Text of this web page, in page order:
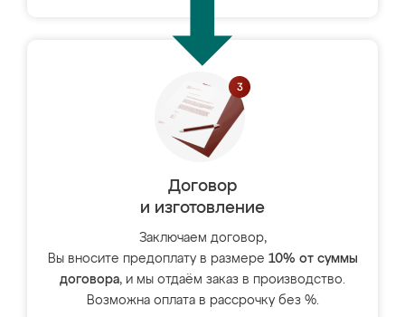
Договор
и изготовление
Заключаем договор,
Вы вносите предоплату в размере 10% от суммы
договора, и мы отдаём заказ в производство.
Возможна оплата в рассрочку без %.